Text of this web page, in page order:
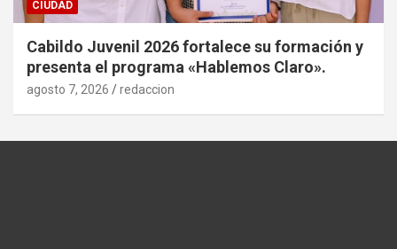
CIUDAD
Cabildo Juvenil 2026 fortalece su formación y
presenta el programa «Hablemos Claro».
agosto 7, 2026 redaccion